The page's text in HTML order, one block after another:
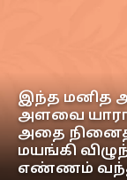
இந்த மனித
அளவை
அதை
மயங்கி
எண்ணம் வந்து